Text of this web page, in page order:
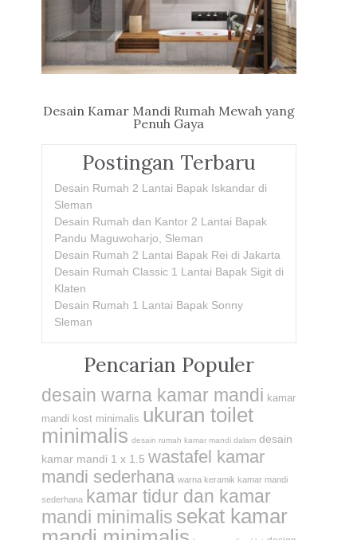
Desain Kamar Mandi Rumah Mewah yang
Penuh Gaya
Postingan Terbaru
Desain Rumah 2 Lantai Bapak Iskandar di
Sleman
Desain Rumah dan Kantor 2 Lantai Bapak
Pandu Maguwoharjo, Sleman
Desain Rumah 2 Lantai Bapak Rei di Jakarta
Desain Rumah Classic 1 Lantai Bapak Sigit di
Klaten
Desain Rumah 1 Lantai Bapak Sonny
Sleman
Pencarian Populer
desain warna kamar mandi kamar
mandi kost minimalis ukuran toilet
minimalis desain rumah kamar mandi dalam desain
kamar mandi 1 x 1.5 wastafel kamar
mandi sederhana warna keramik kamar mandi
sederhana kamar tidur dan kamar
mandi minimalis sekat kamar